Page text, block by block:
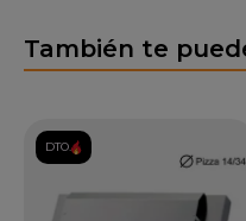
También te
DTO.